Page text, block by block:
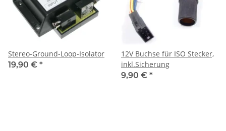
Stereo-Ground-Loop-Isolator
19,90 € *
12V Buchse für ISO Stecker,
inkl.Sicherung
9,90 € *